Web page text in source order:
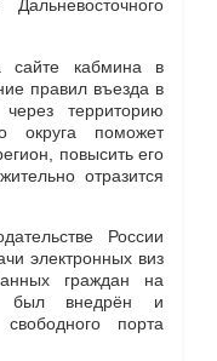
сайте кабмина в
правил въезда в
территорию
округа поможет
повысить его
отразится
России
электронных виз
граждан на
был внедрён и
порта